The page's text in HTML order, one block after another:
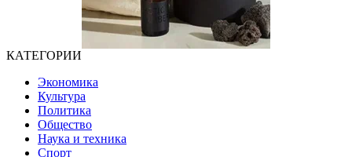
КАТЕГОРИИ
Экономика
Культура
Политика
Общество
Наука и техника
Спорт